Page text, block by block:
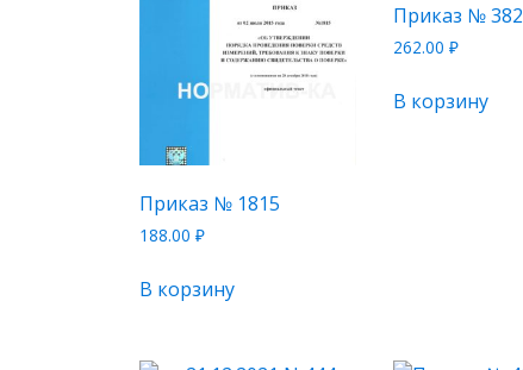
Приказ № 1815
188.00 ₽
В корзину
Приказ № 382
262.00₽
В корзину